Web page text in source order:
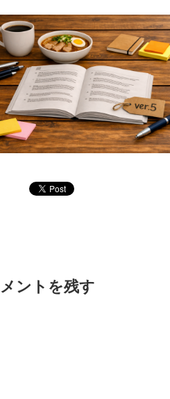
ントを残す